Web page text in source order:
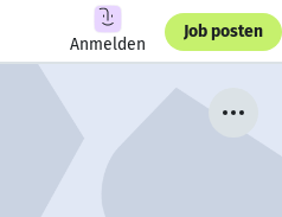
Anmelden
Job posten